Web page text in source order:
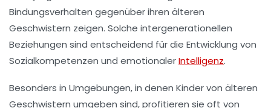
Bindungsverhalten gegenüber ihren älteren
Geschwistern zeigen. Solche intergenerationellen
Beziehungen sind entscheidend für die Entwicklung von
Sozialkompetenzen und emotionalerIntelligenz.
Besonders in Umgebungen, in denen Kinder von älteren
Geschwistern umgeben sind, profitieren sie oft von